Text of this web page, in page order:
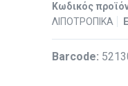
Κωδικός
ΛΙΠΟΤΡΟΠΙΚΑ
Βarcode: